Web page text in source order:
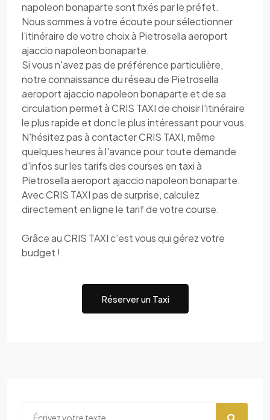
napoleon bonaparte sont fixés par le préfet.
Nous sommes à votre écoute pour sélectionner
l'itinéraire de votre choix à Pietrosella aeroport
ajaccio napoleon bonaparte.
Si vous n'avez pas de préférence particulière,
notre connaissance du réseau de Pietrosella
aeroport ajaccio napoleon bonaparte et de sa
circulation permet à CRIS TAXI de choisir l'itinéraire
le plus rapide et donc le plus intéressant pour vous.
N'hésitez pas à contacter CRIS TAXI, même
quelques heures à l'avance pour toute demande
d'infos sur les tarifs des courses en taxi à
Pietrosella aeroport ajaccio napoleon bonaparte.
Avec CRIS TAXI pas de surprise, calculez
directement en ligne le tarif de votre course.
Grâce au CRIS TAXI c'est vous qui gérez votre
budget !
Réserver un Taxi